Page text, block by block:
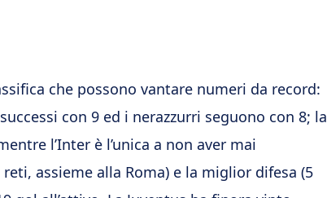
che possono vantare numeri da record:
con 9 ed i nerazzurri seguono con 8; la
l’Inter è l’unica a non aver mai
assieme alla Roma) e la miglior difesa (5